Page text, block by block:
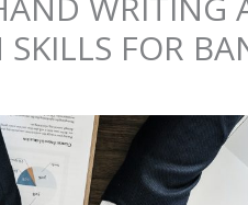
FOR